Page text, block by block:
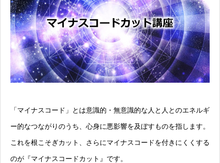
「マイナスコード」とは意識的・無意識的な人と人とのエネルギ
ー的なつながりのうち、心身に悪影響を及ぼすものを指します。
これを根こそぎカット、さらにマイナスコードを付きにくくする
のが『マイナスコードカット』です。